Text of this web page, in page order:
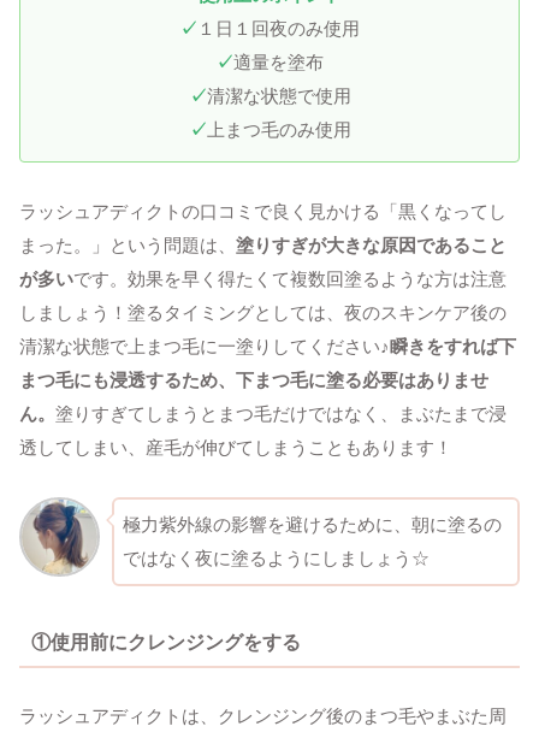
✓ １日１回夜のみ使用
✓適量を塗布
✓清潔な状態で使用
✓ 上まつ毛のみ使用
ラッシュアディクトの口コミで良く見かける「黒くなってし
まった。」という問題は、 塗りすぎが大きな原因であること
が多いです。効果を早く得たくて複数回塗るような方は注意
しましょう！塗るタイミングとしては、夜のスキンケア後の
清潔な状態で上まつ毛に一塗りしてください♪瞬きをすれば下
まつ毛にも浸透するため、下まつ毛に塗る必要はありませ
ん。 塗りすぎてしまうとまつ毛だけではなく、まぶたまで浸
透してしまい、産毛が伸びてしまうこともあります！
極力紫外線の影響を避けるために、朝に塗るの
ではなく夜に塗るようにしましょう☆
①使用前にクレンジングをする
ラッシュアディクトは、クレンジング後のまつ毛やまぶた周